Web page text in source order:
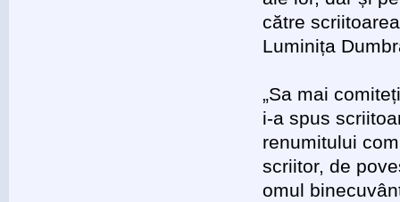
către
Luminița
„Sa mai
i-a spus
renumitului
scriitor, de
omul